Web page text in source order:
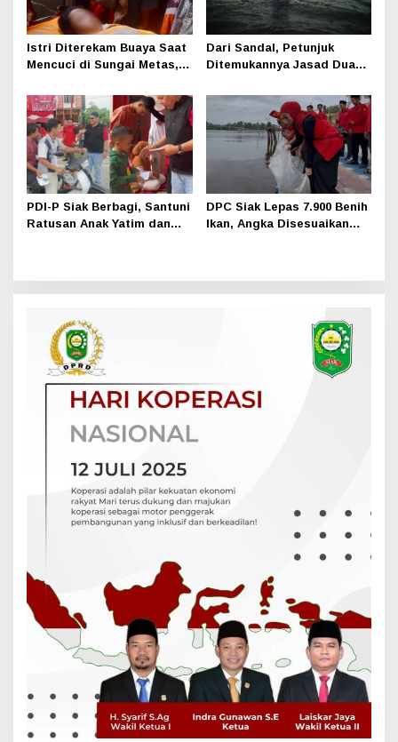
Istri Diterekam Buaya Saat
Mencuci di Sungai Metas,
Berduka
Dari Sandal, Petunjuk
Ditemukannya Jasad Dua
PDI-P Siak Berbagi, Santuni
Ratusan Anak Yatim dan
DPC Siak Lepas 7.900 Benih
Ikan, Angka Disesuaikan